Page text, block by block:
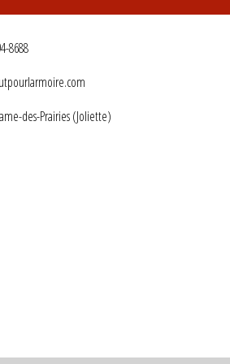
8688
des-Prairies (Joliette)